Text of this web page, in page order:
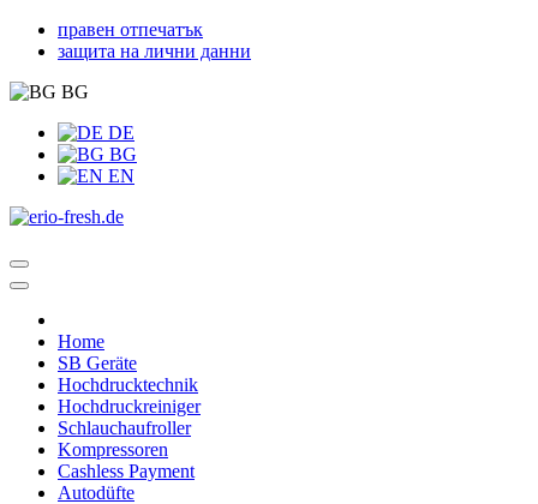
правен отпечатък
защита на лични данни
BG
DE
BG
EN
Home
SB Geräte
Hochdrucktechnik
Hochdruckreiniger
Schlauchaufroller
Kompressoren
Cashless Payment
Autodüfte